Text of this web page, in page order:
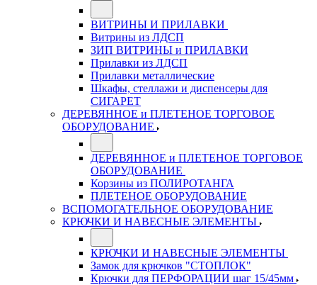
ВИТРИНЫ И ПРИЛАВКИ
Витрины из ЛДСП
ЗИП ВИТРИНЫ и ПРИЛАВКИ
Прилавки из ЛДСП
Прилавки металлические
Шкафы, стеллажи и диспенсеры для
СИГАРЕТ
ДЕРЕВЯННОЕ и ПЛЕТЕНОЕ ТОРГОВОЕ
ОБОРУДОВАНИЕ
ДЕРЕВЯННОЕ и ПЛЕТЕНОЕ ТОРГОВОЕ
ОБОРУДОВАНИЕ
Корзины из ПОЛИРОТАНГА
ПЛЕТЕНОЕ ОБОРУДОВАНИЕ
ВСПОМОГАТЕЛЬНОЕ ОБОРУДОВАНИЕ
КРЮЧКИ И НАВЕСНЫЕ ЭЛЕМЕНТЫ
КРЮЧКИ И НАВЕСНЫЕ ЭЛЕМЕНТЫ
Замок для крючков "СТОПЛОК"
Крючки для ПЕРФОРАЦИИ шаг 15/45мм